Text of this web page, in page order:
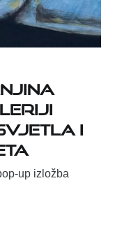
i
up izložba